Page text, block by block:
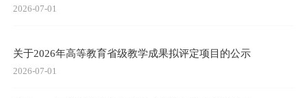
2026-07-01
关于2026年高等教育省级教学成果拟评定项目的公示
2026-07-01